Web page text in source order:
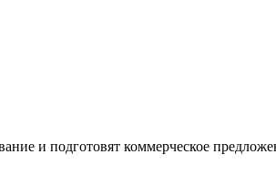
и подготовят коммерческое